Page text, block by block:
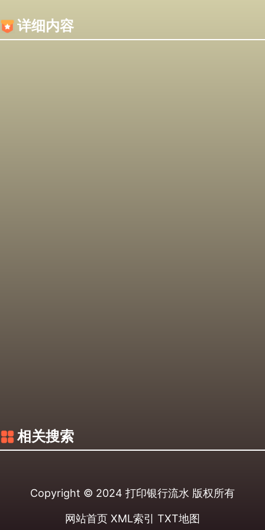
详细内容
相关搜索
Copyright © 2024 打印银行流水 版权所有
网站首页 XML索引 TXT地图